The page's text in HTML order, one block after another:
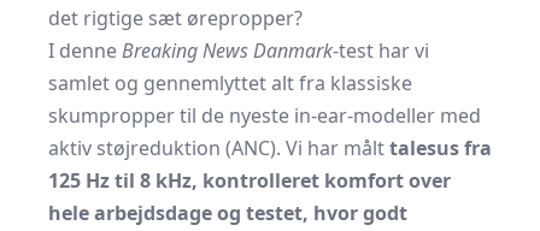
det rigtige sæt ørepropper?
I denneBreaking News Danmark-test har vi
samlet og gennemlyttet alt fra klassiske
skumpropper til de nyeste in-ear-modeller med
aktiv støjreduktion (ANC). Vi har målttalesus fra
125 Hz til 8 kHz, kontrolleret komfort over
hele arbejdsdage og testet, hvor godt